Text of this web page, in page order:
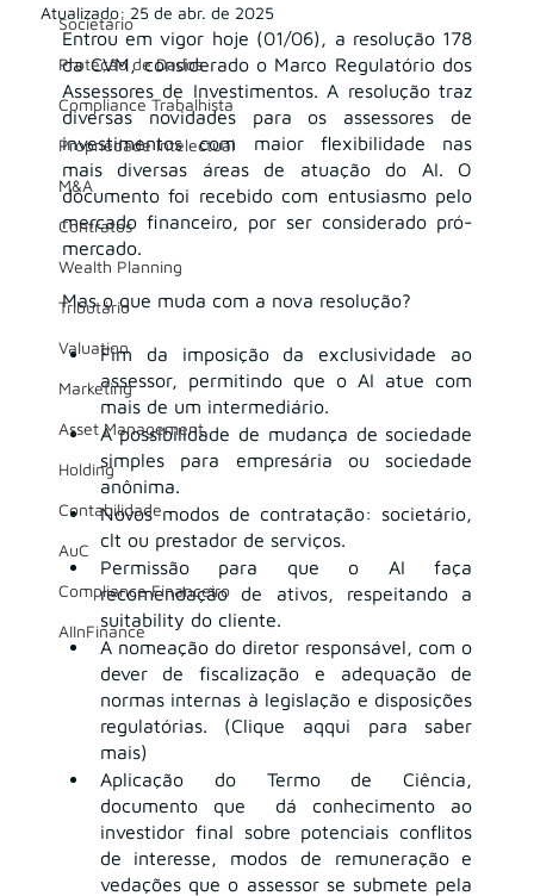
Societário
Proteção de Dados
Compliance Trabalhista
Propriedade Intelectual
M&A
Contratos
Wealth Planning
Tributário
Valuation
Marketing
Asset Management
Holding
Contabilidade
AuC
Compliance Financeiro
AIInFinance
Atualizado: 25 de abr. de 2025
Entrou em vigor hoje (01/06), a resolução 178
da CVM, considerado o Marco Regulatório dos
Assessores de Investimentos. A resolução traz
diversas novidades para os assessores de
investimentos com maior flexibilidade nas
mais diversas áreas de atuação do AI. O
documento foi recebido com entusiasmo pelo
mercado financeiro, por ser considerado pró-
mercado.
Mas o que muda com a nova resolução?
Fim da imposição da exclusividade ao
assessor, permitindo que o AI atue com
mais de um intermediário.
A possibilidade de mudança de sociedade
simples para empresária ou sociedade
anônima.
Novos modos de contratação: societário,
clt ou prestador de serviços.
Permissão para que o AI faça
recomendação de ativos, respeitando a
suitability do cliente.
A nomeação do diretor responsável, com o
dever de fiscalização e adequação de
normas internas à legislação e disposições
regulatórias. (Clique aqqui para saber
mais)
Aplicação do Termo de Ciência,
documento que  dá conhecimento ao
investidor final sobre potenciais conflitos
de interesse, modos de remuneração e
vedações que o assessor se submete pela